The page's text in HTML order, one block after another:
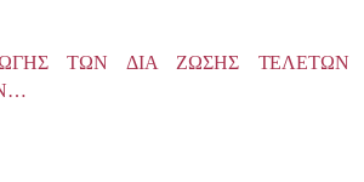
ΤΩΝ ΔΙΑ ΖΩΣΗΣ ΤΕΛΕΤΩΝ